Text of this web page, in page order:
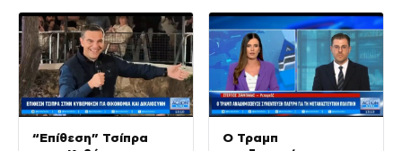
“Επίθεση” Τσίπρα
Ο Τραμπ